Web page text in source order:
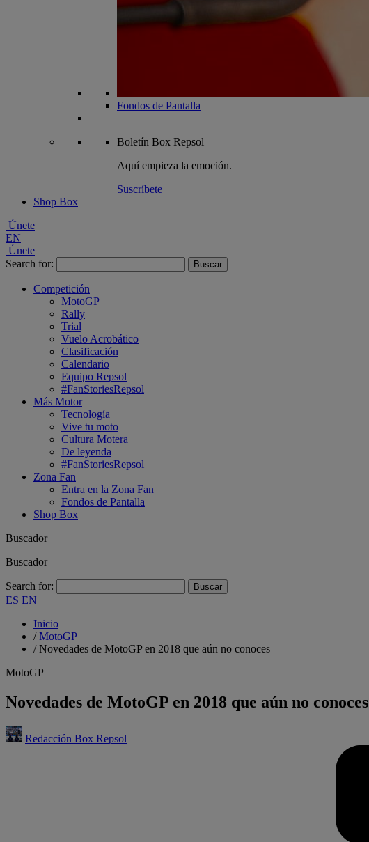
Fondos de Pantalla
Boletín Box Repsol
Aquí empieza la emoción.
Suscríbete
Shop Box
Únete
EN
Únete
Search for:
Competición
MotoGP
Rally
Trial
Vuelo Acrobático
Clasificación
Calendario
Equipo Repsol
#FanStoriesRepsol
Más Motor
Tecnología
Vive tu moto
Cultura Motera
De leyenda
#FanStoriesRepsol
Zona Fan
Entra en la Zona Fan
Fondos de Pantalla
Shop Box
Buscador
Buscador
Search for:
ES EN
Inicio
/MotoGP
/Novedades de MotoGP en 2018 que aún no conoces
MotoGP
Novedades de MotoGP en 2018 que aún no conoces
Redacción Box Repsol